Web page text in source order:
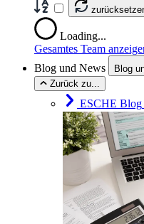
Loading...
Gesamtes Team
Blog und News
Blog
Zurück zu...
ESCHE Blog